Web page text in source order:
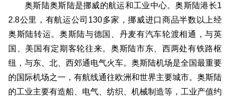
奥斯陆奥斯陆是挪威的航运和工业中心。奥斯陆港长1
2.8公里，有航运公司130多家，挪威进口商品半数以上经
奥斯陆转运。奥斯陆与德国、丹麦有汽车轮渡相通，与英
国、美国有定期客轮往来。奥斯陆市东、西两处有铁路枢
纽，与东、北、西郊通电气火车。奥斯陆机场是全国最重要
的国际机场之一，有航线通往欧洲和世界主要城市。奥斯陆
的工业主要有造船、电气、纺织、机械制造等，工业产值约